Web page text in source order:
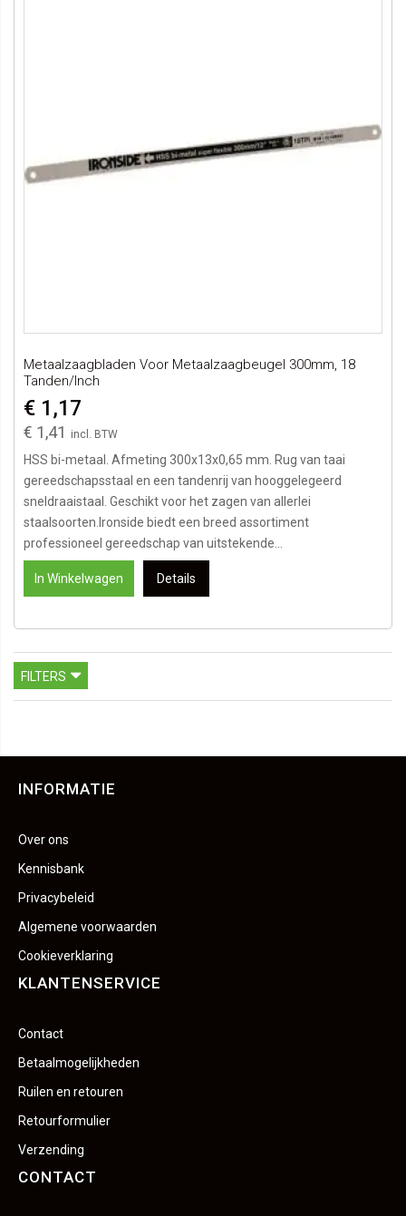
Metaalzaagbladen Voor Metaalzaagbeugel 300mm, 18
Tanden/inch
€ 1,41
€ 1,17
HSS bi-metaal. Afmeting 300x13x0,65 mm. Rug van taai
gereedschapsstaal en een tandenrij van hooggelegeerd
sneldraaistaal. Geschikt voor het zagen van allerlei
staalsoorten.Ironside biedt een breed assortiment
professioneel gereedschap van uitstekende...
In Winkelwagen Details
FILTERS
INFORMATIE
Over ons
Kennisbank
Privacybeleid
Algemene voorwaarden
Cookieverklaring
KLANTENSERVICE
Contact
Betaalmogelijkheden
Ruilen en retouren
Retourformulier
Verzending
CONTACT